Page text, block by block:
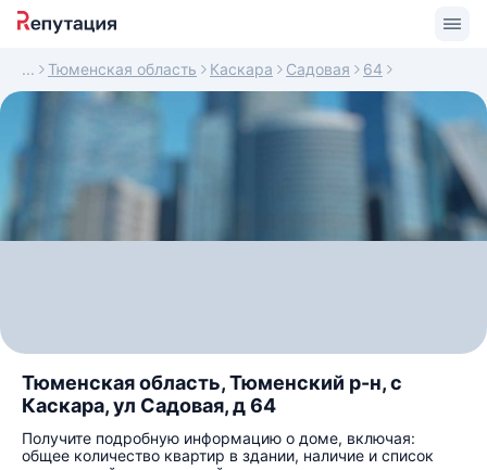
Тюменская область Каскара Садовая 64
Тюменская область, Тюменский р-н, с
Каскара, ул Садовая, д 64
Получите подробную информацию о доме, включая:
общее количество квартир в здании, наличие и список